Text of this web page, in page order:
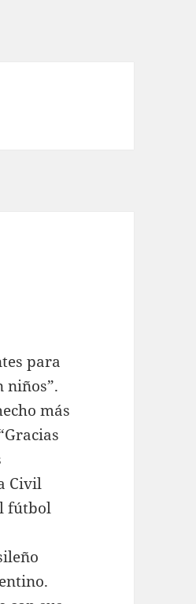
para
niños”.
más
Civil
fútbol